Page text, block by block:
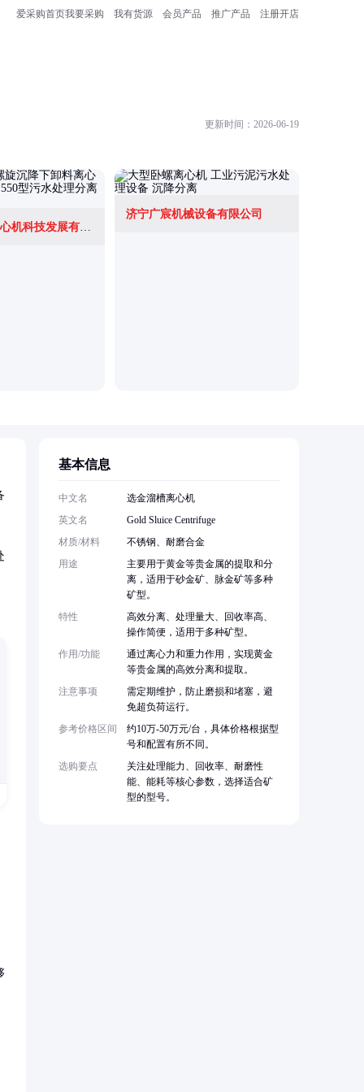
爱采购首页我要采购 我有货源 会员产品 推广产品 注册开店
更新时间：2026-06-19
南京莫尼亚离心机科技发展有限公司
济宁广宸机械设备有限公司
基本信息
中文名
选金溜槽离心机
英文名
Gold Sluice Centrifuge
材质/材料
不锈钢、耐磨合金
用途
主要用于黄金等贵金属的提取和分
离，适用于砂金矿、脉金矿等多种
矿型。
特性
高效分离、处理量大、回收率高、
操作简便，适用于多种矿型。
作用/功能
通过离心力和重力作用，实现黄金
等贵金属的高效分离和提取。
注意事项
需定期维护，防止磨损和堵塞，避
免超负荷运行。
参考价格区间
约10万-50万元/台，具体价格根据型
号和配置有所不同。
选购要点
关注处理能力、回收率、耐磨性
能、能耗等核心参数，选择适合矿
型的型号。